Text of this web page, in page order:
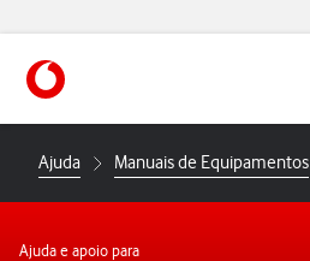
https://www.vodafone.pt
Ajuda Manuais de Equipamentos
Ajuda e apoio para